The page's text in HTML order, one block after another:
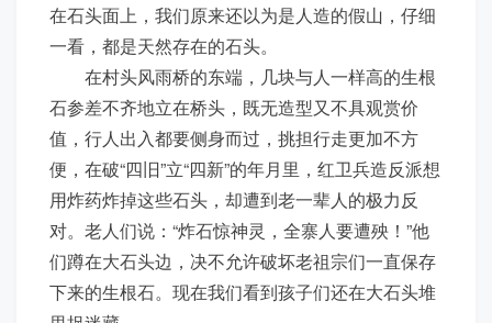
在石头面上，我们原来还以为是人造的假山，仔细
一看，都是天然存在的石头。
在村头风雨桥的东端，几块与人一样高的生根
石参差不齐地立在桥头，既无造型又不具观赏价
值，行人出入都要侧身而过，挑担行走更加不方
便，在破“四旧”立“四新”的年月里，红卫兵造反派想
用炸药炸掉这些石头，却遭到老一辈人的极力反
对。老人们说：“炸石惊神灵，全寨人要遭殃！”他
们蹲在大石头边，决不允许破坏老祖宗们一直保存
下来的生根石。现在我们看到孩子们还在大石头堆